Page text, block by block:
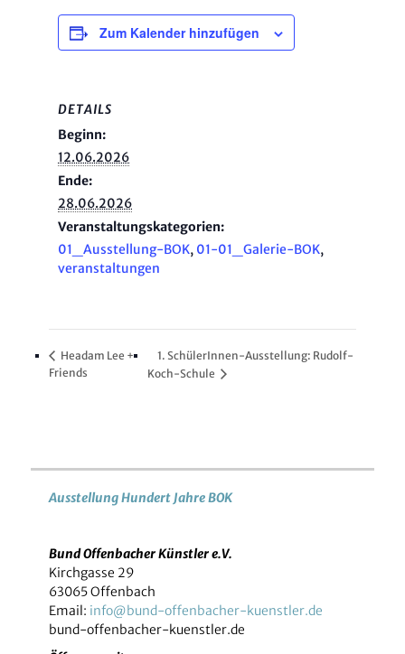
Zum Kalender hinzufügen
DETAILS
Beginn:
12.06.2026
Ende:
28.06.2026
Veranstaltungskategorien:
01_Ausstellung-BOK, 01-01_Galerie-BOK,
veranstaltungen
Headam Lee +
Friends
1. SchülerInnen-Ausstellung: Rudolf-
Koch-Schule
Ausstellung Hundert Jahre BOK
Bund Offenbacher Künstler e.V.
Kirchgasse 29
63065 Offenbach
Email: info@bund-offenbacher-kuenstler.de
bund-offenbacher-kuenstler.de